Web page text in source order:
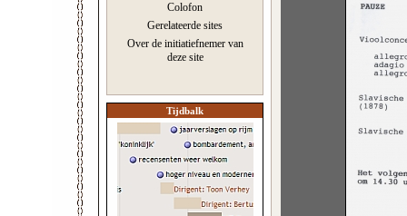
Colofon
Gerelateerde sites
Over de initiatiefnemer van
deze site
Tijdbalk